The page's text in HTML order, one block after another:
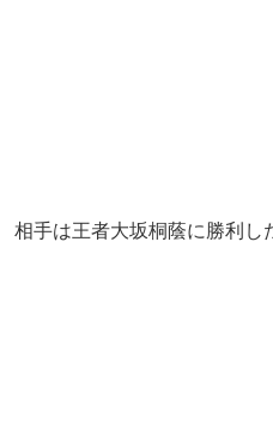
相手は王者大坂桐蔭に勝利し